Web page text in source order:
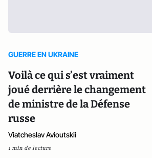
GUERRE EN UKRAINE
Voilà ce qui s’est vraiment
joué derrière le changement
de ministre de la Défense
russe
Viatcheslav Avioutskii
1 min de lecture